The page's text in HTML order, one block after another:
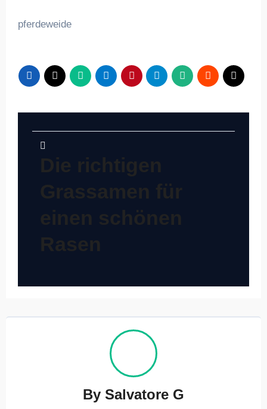
pferdeweide
Beitragsnavigation
Die richtigen
Grassamen für
einen schönen
Rasen
By Salvatore G